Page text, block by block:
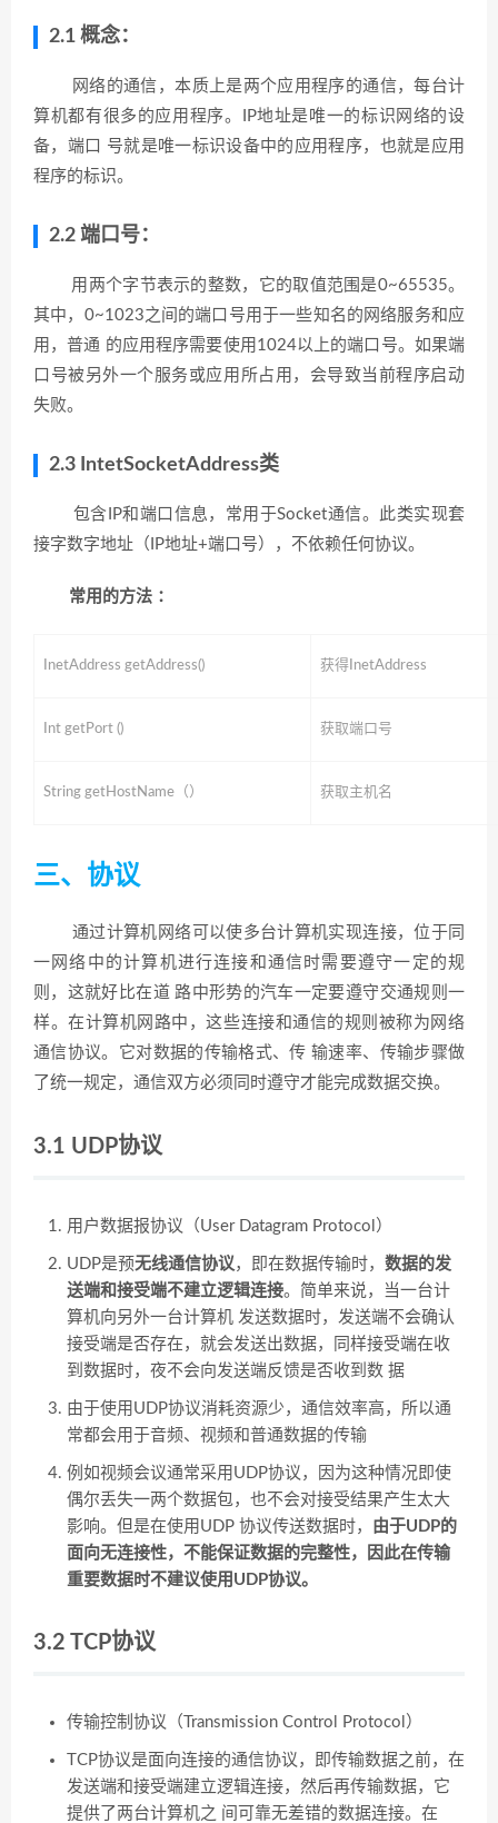
2.1 概念：
网络的通信，本质上是两个应用程序的通信，每台计
算机都有很多的应用程序。IP地址是唯一的标识网络的设
备，端口 号就是唯一标识设备中的应用程序，也就是应用
程序的标识。
2.2 端口号：
用两个字节表示的整数，它的取值范围是0~65535。
其中，0~1023之间的端口号用于一些知名的网络服务和应
用，普通 的应用程序需要使用1024以上的端口号。如果端
口号被另外一个服务或应用所占用，会导致当前程序启动
失败。
2.3 IntetSocketAddress类
包含IP和端口信息，常用于Socket通信。此类实现套
接字数字地址（IP地址+端口号），不依赖任何协议。
常用的方法 ：
InetAddress getAddress() 获得InetAddress
Int getPort () 获取端口号
String getHostName（） 获取主机名
三、协议
通过计算机网络可以使多台计算机实现连接，位于同
一网络中的计算机进行连接和通信时需要遵守一定的规
则，这就好比在道 路中形势的汽车一定要遵守交通规则一
样。在计算机网路中，这些连接和通信的规则被称为网络
通信协议。它对数据的传输格式、传 输速率、传输步骤做
了统一规定，通信双方必须同时遵守才能完成数据交换。
3.1 UDP协议
用户数据报协议（User Datagram Protocol）
UDP是预无线通信协议 ，即在数据传输时， 数据的发
送端和接受端不建立逻辑连接。简单来说，当一台计
算机向另外一台计算机 发送数据时，发送端不会确认
接受端是否存在，就会发送出数据，同样接受端在收
到数据时，夜不会向发送端反馈是否收到数 据
由于使用UDP协议消耗资源少，通信效率高，所以通
常都会用于音频、视频和普通数据的传输
例如视频会议通常采用UDP协议，因为这种情况即使
偶尔丢失一两个数据包，也不会对接受结果产生太大
影响。但是在使用UDP 协议传送数据时，
由于UDP的
面向无连接性，不能保证数据的完整性，因此在传输
重要数据时不建议使用UDP协议。
3.2 TCP协议
传输控制协议（Transmission Control Protocol）
TCP协议是面向连接的通信协议，即传输数据之前，在
发送端和接受端建立逻辑连接，然后再传输数据，它
提供了两台计算机之 间可靠无差错的数据连接。在